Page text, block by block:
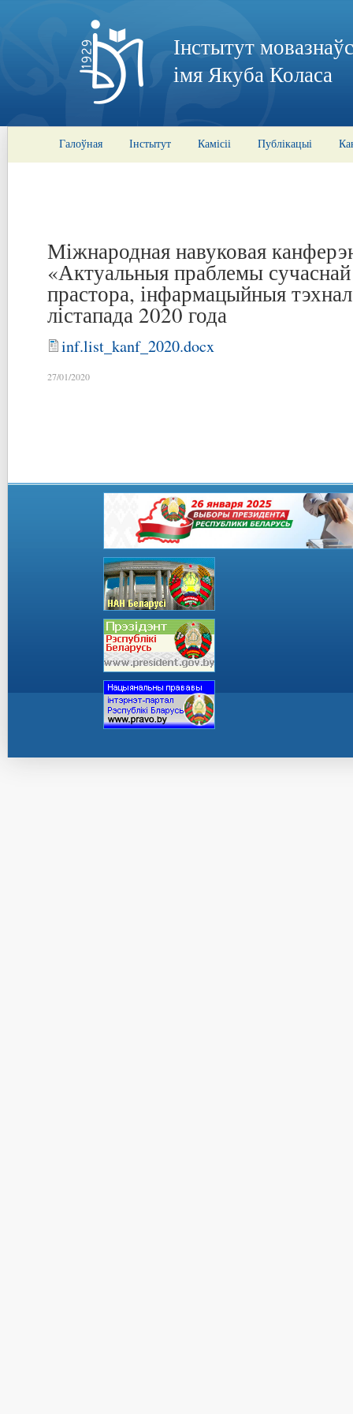
Інстытут
імя Якуба Коласа
Галоўная Інстытут Камісіі Публікацыі
Міжнародная навуковая
«Актуальныя праблемы сучаснай
прастора, інфармацыйныя
лістапада 2020 года
inf.list_kanf_2020.docx
27/01/2020